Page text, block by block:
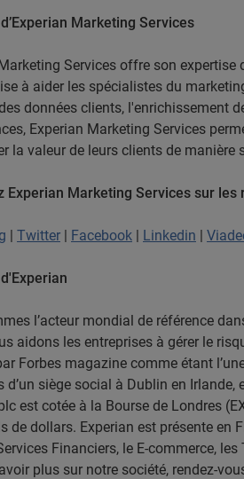
Marketing Services
Services offre son
à aider les spécialistes du
données clients, l'enrichissement
Experian Marketing Services
la valeur de leurs clients de manière
Experian Marketing Services sur les
| Twitter | Facebook | Linkedin |
l’acteur mondial de référence
aidons les entreprises à gérer le
Forbes magazine comme étant
d’un siège social à Dublin en
est cotée à la Bourse de Londres
de dollars. Experian est présente
Financiers, le E-commerce,
plus sur notre société, rendez-